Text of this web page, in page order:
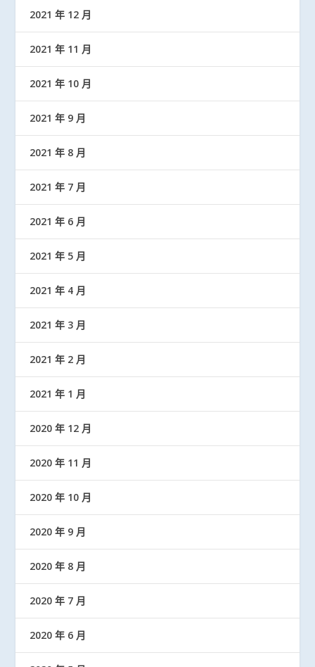
2021 年 12 月
2021 年 11 月
2021 年 10 月
2021 年 9 月
2021 年 8 月
2021 年 7 月
2021 年 6 月
2021 年 5 月
2021 年 4 月
2021 年 3 月
2021 年 2 月
2021 年 1 月
2020 年 12 月
2020 年 11 月
2020 年 10 月
2020 年 9 月
2020 年 8 月
2020 年 7 月
2020 年 6 月